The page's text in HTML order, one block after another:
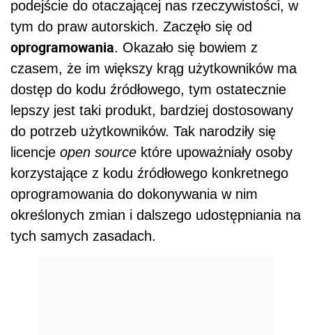
podejście do otaczającej nas rzeczywistości, w
tym do praw autorskich. Zaczęło się od
oprogramowania. Okazało się bowiem z
czasem, że im większy krąg użytkowników ma
dostęp do kodu źródłowego, tym ostatecznie
lepszy jest taki produkt, bardziej dostosowany
do potrzeb użytkowników. Tak narodziły się
licencje open source które upoważniały osoby
korzystające z kodu źródłowego konkretnego
oprogramowania do dokonywania w nim
określonych zmian i dalszego udostępniania na
tych samych zasadach.